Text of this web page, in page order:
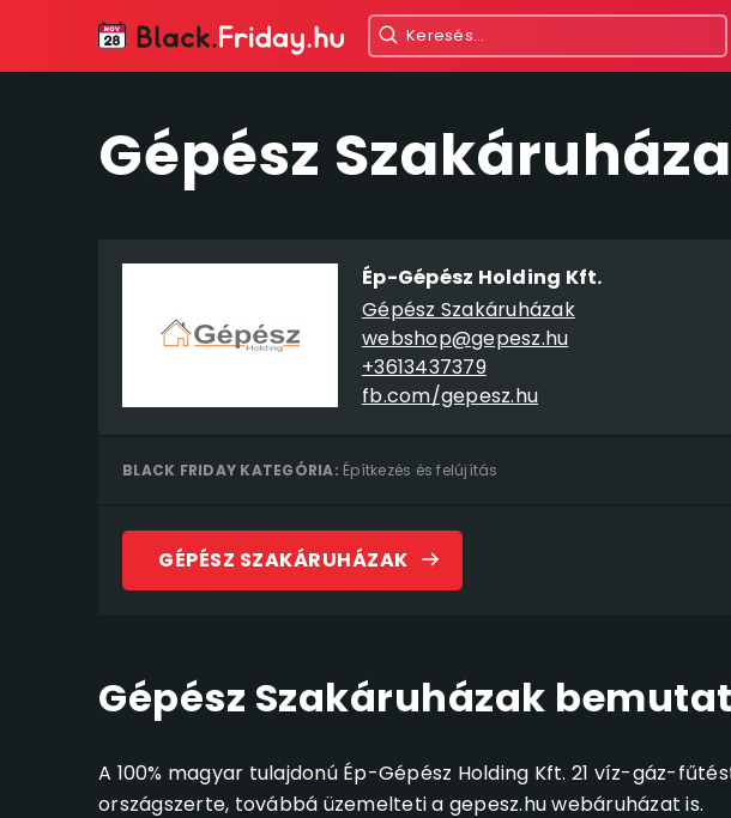
Gépész
Ép-Gépész Holding Kft.
Gépész Szakáruházak
webshop@gepesz.hu
+3613437379
fb.com/gepesz.hu
BLACK FRIDAY KATEGÓRIA: Építkezés és felújítás
GÉPÉSZ SZAKÁRUHÁZAK
Gépész Szakáruházak
A 100% magyar tulajdonú Ép-Gépész Holding Kft. 21 víz-gáz-
országszerte, továbbá üzemelteti a gepesz.hu webáruházat is.